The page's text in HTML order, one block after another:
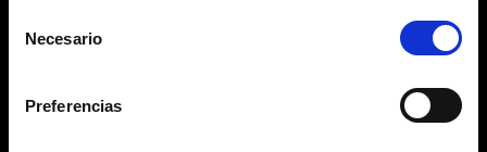
Necesario
Preferencias
métodos de pago más adecuados para tu tienda online
El diseño de la web se realiza bajo la
mentalidad y la estructura mobile-first para que se adapte